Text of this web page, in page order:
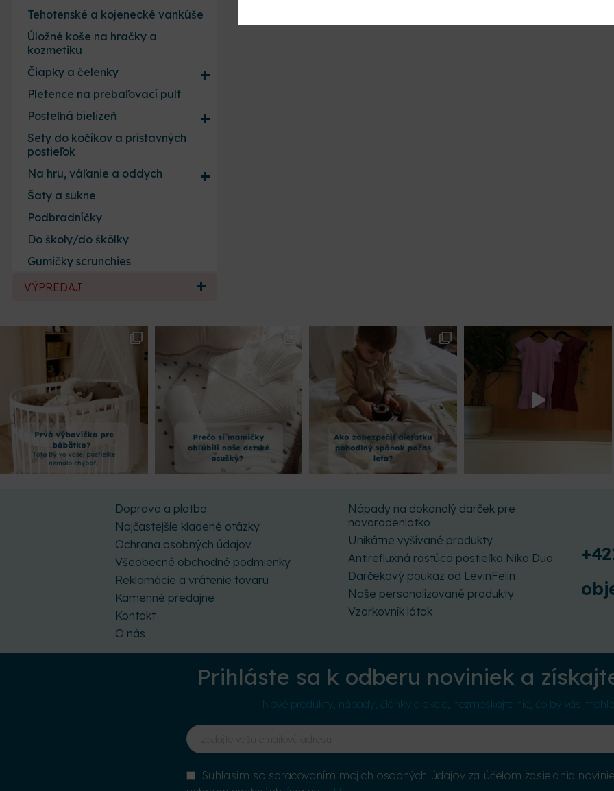
Tehotenské a kojenecké vankúše
Úložné koše na hračky a
kozmetiku
Čiapky a čelenky
Pletence na prebaľovací pult
Posteľná bielizeň
Sety do kočíkov a prístavných
postieľok
Na hru, váľanie a oddych
Šaty a sukne
Podbradníčky
Do školy/do škôlky
Gumičky scrunchies
VÝPREDAJ
Doprava a platba
Najčastejšie kladené otázky
Ochrana osobných údajov
Všeobecné obchodné podmienky
Reklamácie a vrátenie tovaru
Kamenné predajne
Kontakt
O nás
Nápady na dokonalý darček pre
novorodeniatko
Unikátne vyšívané produkty
Antirefluxná rastúca postieľka Nika Duo
Darčekový poukaz od LevinFelin
Naše personalizované produkty
Vzorkovník látok
Prihláste sa k odberu noviniek a
Nové produkty, nápady, články a akcie, nezmeškajte nič, čo by vás
Suhlasím so spracovaním mojich osobných údajov za účelom zasielania